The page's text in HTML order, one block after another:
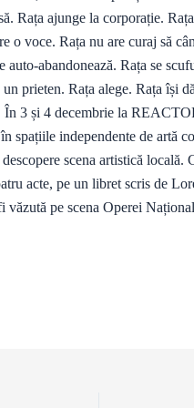
Rața ajunge la corporație.
o voce. Rața nu are curaj să
abandonează. Rața se
prieten. Rața alege. Rața își
În 3 și 4 decembrie la
spațiile independente de artă
scena artistică locală.
acte, pe un libret scris de
pe scena Operei